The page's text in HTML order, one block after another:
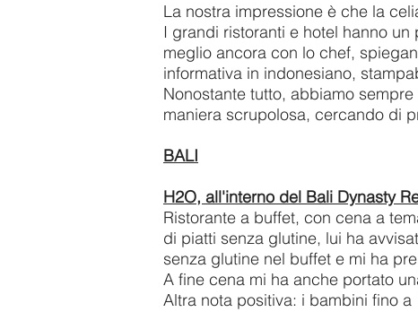
La nostra impressione è che la
I grandi ristoranti e hotel hanno
meglio ancora con lo chef,
informativa in indonesiano,
Nonostante tutto, abbiamo
maniera scrupolosa, cercando di
BALI
H2O, all'interno del Bali Dynasty
Ristorante a buffet, con cena a
di piatti senza glutine, lui ha
senza glutine nel buffet e mi ha
A fine cena mi ha anche portato
Altra nota positiva: i bambini fino